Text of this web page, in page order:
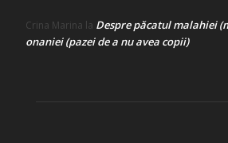
Crina Marina la Despre păcatul malahiei
onaniei (pazei de a nu avea copii)